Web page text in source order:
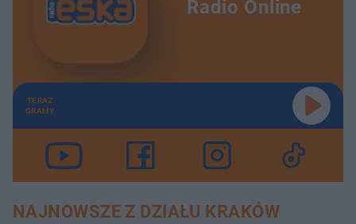
Radio Online
TERAZ
GRAMY
NAJNOWSZE Z DZIAŁU KRAKÓW